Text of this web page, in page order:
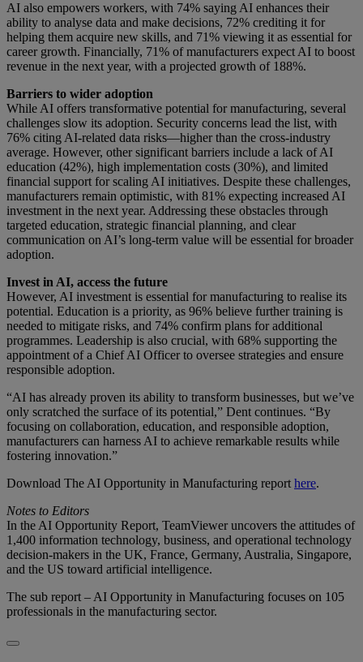
AI also empowers workers, with 74% saying AI enhances their
ability to analyse data and make decisions, 72% crediting it for
helping them acquire new skills, and 71% viewing it as essential for
career growth. Financially, 71% of manufacturers expect AI to boost
revenue in the next year, with a projected growth of 188%.
Barriers to wider adoption
While AI offers transformative potential for manufacturing, several
challenges slow its adoption. Security concerns lead the list, with
76% citing AI-related data risks—higher than the cross-industry
average. However, other significant barriers include a lack of AI
education (42%), high implementation costs (30%), and limited
financial support for scaling AI initiatives. Despite these challenges,
manufacturers remain optimistic, with 81% expecting increased AI
investment in the next year. Addressing these obstacles through
targeted education, strategic financial planning, and clear
communication on AI’s long-term value will be essential for broader
adoption.
Invest in AI, access the future
However, AI investment is essential for manufacturing to realise its
potential. Education is a priority, as 96% believe further training is
needed to mitigate risks, and 74% confirm plans for additional
programmes. Leadership is also crucial, with 68% supporting the
appointment of a Chief AI Officer to oversee strategies and ensure
responsible adoption.
“AI has already proven its ability to transform businesses, but we’ve
only scratched the surface of its potential,” Dent continues. “By
focusing on collaboration, education, and responsible adoption,
manufacturers can harness AI to achieve remarkable results while
fostering innovation.”
Download The AI Opportunity in Manufacturing report here.
Notes to Editors
In the AI Opportunity Report, TeamViewer uncovers the attitudes of
1,400 information technology, business, and operational technology
decision-makers in the UK, France, Germany, Australia, Singapore,
and the US toward artificial intelligence.
The sub report – AI Opportunity in Manufacturing focuses on 105
professionals in the manufacturing sector.